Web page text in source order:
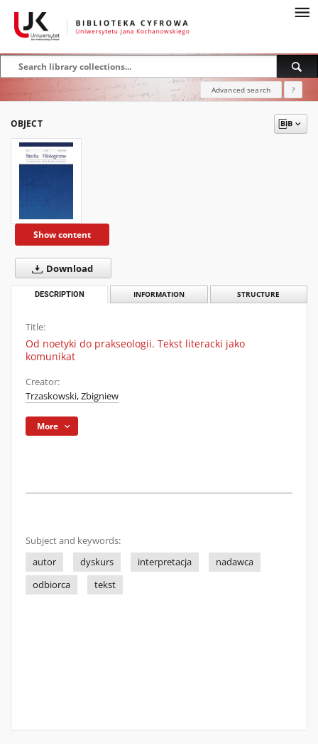
Advanced search ?
OBJECT
Show content
Download
DESCRIPTION INFORMATION STRUCTURE
Title:
Od noetyki do prakseologii. Tekst literacki jako
komunikat
Creator:
Trzaskowski, Zbigniew
More
Subject and keywords:
autor
dyskurs interpretacja
nadawca
odbiorca
tekst